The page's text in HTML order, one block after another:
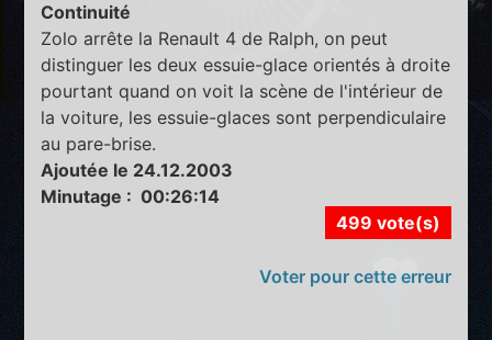
Continuité
Zolo arrête la Renault 4 de Ralph, on peut
distinguer les deux essuie-glace orientés à droite
pourtant quand on voit la scène de l'intérieur de
la voiture, les essuie-glaces sont perpendiculaire
au pare-brise.
Ajoutée le 24.12.2003
Minutage : 00:26:14
499 vote(s)
Voter pour cette erreur